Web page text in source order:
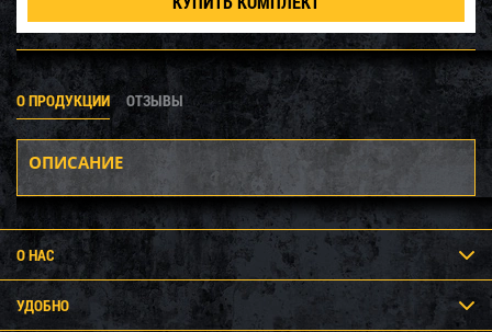
О ПРОДУКЦИИ ОТЗЫВЫ
ОПИСАНИЕ
О НАС
УДОБНО